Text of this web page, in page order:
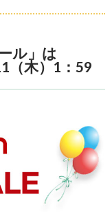
ル」は
（木）1：59